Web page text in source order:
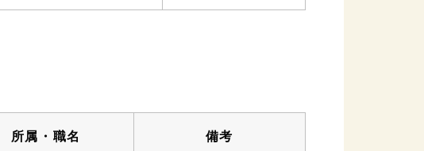
所属・職名 備考